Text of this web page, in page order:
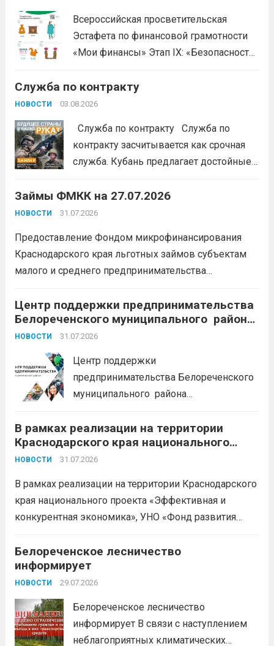
Всероссийская просветительская
Эстафета по финансовой грамотности
«Мои финансы» Этап IX: «Безопасность
портале: моифинансы.рф
#ЭстафетаМоиФинансы
Служба по контракту
НОВОСТИ 03.08.2026
Служба по контракту Служба по
контракту засчитывается как срочная
служба. Кубань предлагает достойные
защиту Отечества:
единовременно;
каникулы;
сохранение места...Читать
дальше
Займы ФМКК на 27.07.2026
НОВОСТИ 31.07.2026
Предоставление Фондом микрофинансирования
Краснодарского края льготных займов субъектам
малого и среднего предпринимательства
5 млн. рублей Срок от 7 мес. до 36 мес. Процентная
ставка 0,1- 8,15 % годовых Возможно установление
льготного периода...
Центр поддержки предпринимательства
Белореченского муниципального района
Краснодарского края приглашает на
НОВОСТИ 31.07.2026
Центр поддержки
предпринимательства Белореченского
муниципального района
БЕСПЛАТНЫЕ КОНСУЛЬТАЦИИ
Бухгалтерский учет и заполнение
деклараций; Трудовое
планирование и правовое обеспечение;
Микрозаймы для предпринимателей по
низким ставкам; Единый налоговый
+79892903917 Часы работы: 08:00-17:00
Ждем Вас...
В рамках реализации на территории
Краснодарского края национального
проекта «Эффективная и конкурентная
НОВОСТИ 31.07.2026
В рамках реализации на территории Краснодарского
края национального проекта «Эффективная и
конкурентная экономика», УНО «Фонд развития
доступных мерах поддержки субъектов малого и
среднего предпринимательства и граждан,
желающих вести бизнес.
Белореченское лесничество
информирует
НОВОСТИ 29.07.2026
Белореченское лесничество
информирует В связи с наступлением
неблагоприятных климатических